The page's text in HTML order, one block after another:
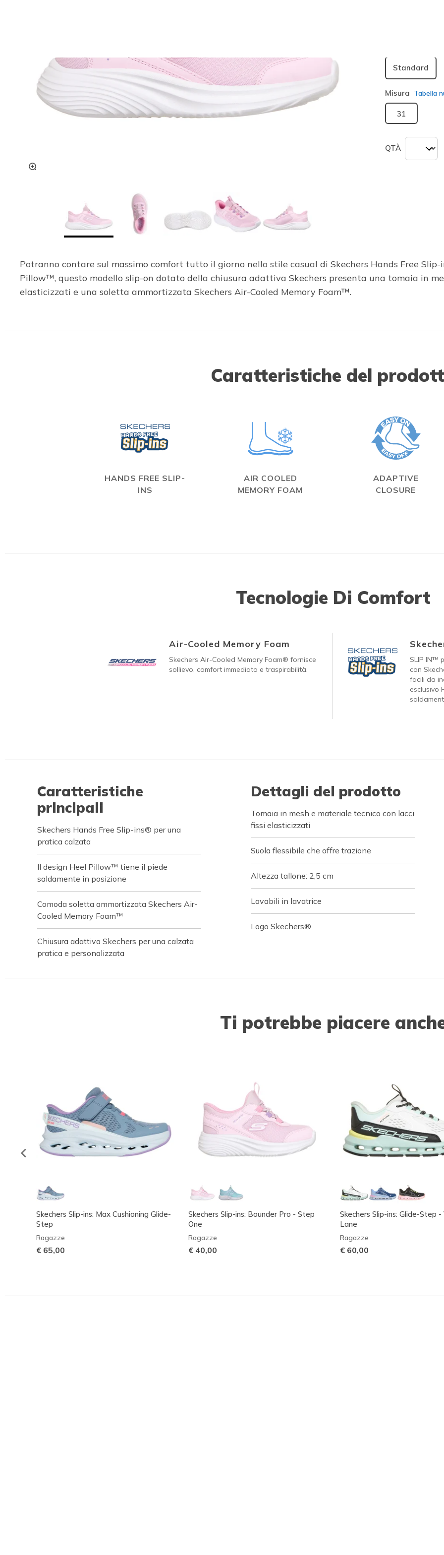
Standard
Misura Tabella
31
QTÀ
Potranno contare sul massimo comfort tutto il giorno nello stile casual di Skechers Hands Free
Pillow™, questo modello slip-on dotato della chiusura adattiva Skechers presenta una tomaia in
elasticizzati e una soletta ammortizzata Skechers Air-Cooled Memory Foam™.
Caratteristiche del
HANDS FREE SLIP-
INS
AIR COOLED
MEMORY FOAM
ADAPTIVE
CLOSURE
Tecnologie Di Comfort
Air-Cooled Memory Foam
Skechers Air-Cooled Memory Foam® fornisce
sollievo, comfort immediato e traspirabilità.
SLIP IN™
con
facili da
esclusivo
Caratteristiche
principali
Skechers Hands Free Slip-ins® per una
pratica calzata
Il design Heel Pillow™ tiene il piede
saldamente in posizione
Comoda soletta ammortizzata Skechers Air-
Cooled Memory Foam™
Chiusura adattiva Skechers per una calzata
pratica e personalizzata
Dettagli del prodotto
Tomaia in mesh e materiale tecnico con lacci
fissi elasticizzati
Suola flessibile che offre trazione
Altezza tallone: 2,5 cm
Lavabili in lavatrice
Logo Skechers®
Ti potrebbe piacere
Skechers Slip-ins: Max Cushioning Glide-
Step
Ragazze
€ 65,00
Skechers Slip-ins: Bounder Pro - Step
One
Ragazze
€ 40,00
Skechers Slip-ins: Glide-Step
Lane
Ragazze
€ 60,00